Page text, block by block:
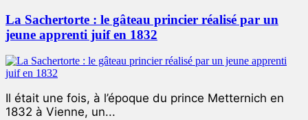
La Sachertorte : le gâteau princier réalisé par un
jeune apprenti juif en 1832
Il était une fois, à l’époque du prince Metternich en
1832 à Vienne, un...